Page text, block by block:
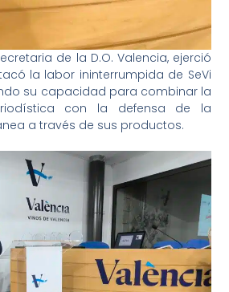
de la D.O. Valencia, ejerció
la labor ininterrumpida de SeVi
su capacidad para combinar la
con la defensa de la
a través de sus productos.